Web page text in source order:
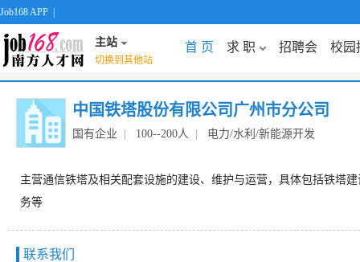
Job168 APP
主站
切换到其他站
首 页 求 职 招聘会 校园
中国铁塔股份有限公司广州市分公司
国有企业 100--200人 电力/水利/新能源开发
主营通信铁塔及相关配套设施的建设、维护与运营，具体包括铁塔
务等
联系我们